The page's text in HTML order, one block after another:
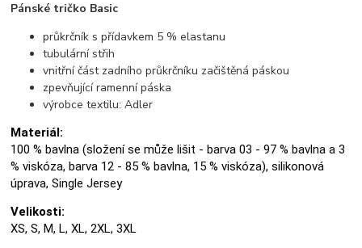
Pánské tričko Basic
průkrčník s přídavkem 5 % elastanu
tubulární střih
vnitřní část zadního průkrčníku začištěná páskou
zpevňující ramenní páska
výrobce textilu: Adler
Materiál:
100 % bavlna (složení se může lišit - barva 03 - 97 % bavlna a 3
% viskóza, barva 12 - 85 % bavlna, 15 % viskóza), silikonová
úprava, Single Jersey
Velikosti:
XS, S, M, L, XL, 2XL, 3XL